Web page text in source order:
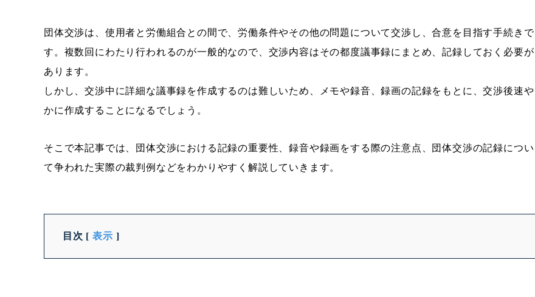
団体交渉は、使用者と労働組合との間で、労働条件やその他の問題について交渉し、合意を目指す手続きで
す。複数回にわたり行われるのが一般的なので、交渉内容はその都度議事録にまとめ、記録しておく必要が
あります。
しかし、交渉中に詳細な議事録を作成するのは難しいため、メモや録音、録画の記録をもとに、交渉後速や
かに作成することになるでしょう。
そこで本記事では、団体交渉における記録の重要性、録音や録画をする際の注意点、団体交渉の記録につい
て争われた実際の裁判例などをわかりやすく解説していきます。
目次 [ 表示 ]